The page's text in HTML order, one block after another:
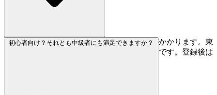
1日利用は2,200円、初回のみ登録料1,650円がかかります。東
京のクライミングジムとしては標準的な価格です。登録後は
初心者向け？それとも中級者にも満足できますか？